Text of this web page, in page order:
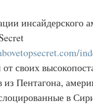
инсайдерского
своих
из Пентагона,
в